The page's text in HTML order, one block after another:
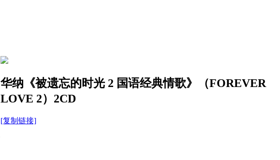
华纳《被遗忘的时光 2 国语经典情歌》（FOREVER
LOVE 2）2CD
[复制链接]